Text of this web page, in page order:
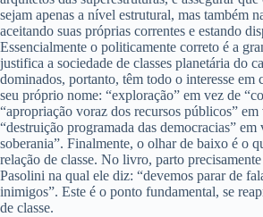
sejam apenas a nível estrutural, mas também
aceitando suas próprias correntes e estando
Essencialmente o politicamente correto é a
justifica a sociedade de classes planetária do
dominados, portanto, têm todo o interesse em
seu próprio nome: “exploração” em vez de
“apropriação voraz dos recursos públicos”
“destruição programada das democracias” em
soberania”. Finalmente, o olhar de baixo é o
relação de classe. No livro, parto
Pasolini na qual ele diz: “devemos parar de
inimigos”. Este é o ponto fundamental, se
de classe.